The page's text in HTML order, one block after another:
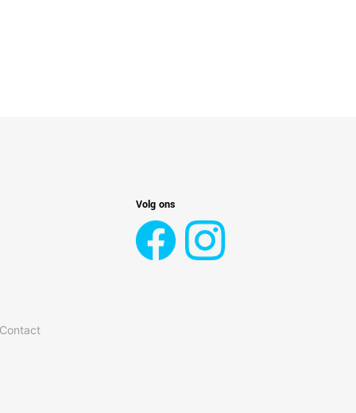
Volg ons